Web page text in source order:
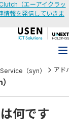
（エーアイクラッ
情報を発信していきま
（syn） アド
何です